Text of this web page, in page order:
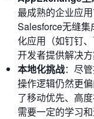
最成熟的企业应
Salesforce无缝
化应用（如钉钉
开发者提供解决方
本地化挑战：尽
操作逻辑仍然更
了移动优先、高
需要一定的学习和